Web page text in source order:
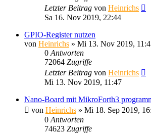
Letzter Beitrag von Heinrichs
Sa 16. Nov 2019, 22:44
GPIO-Register nutzen
von Heinrichs » Mi 13. Nov 2019,
0 Antworten
72064 Zugriffe
Letzter Beitrag von Heinrichs
Mi 13. Nov 2019, 11:47
Nano-Board mit MikroForth3
von Heinrichs » Mi 18. Sep 2019,
0 Antworten
74623 Zugriffe